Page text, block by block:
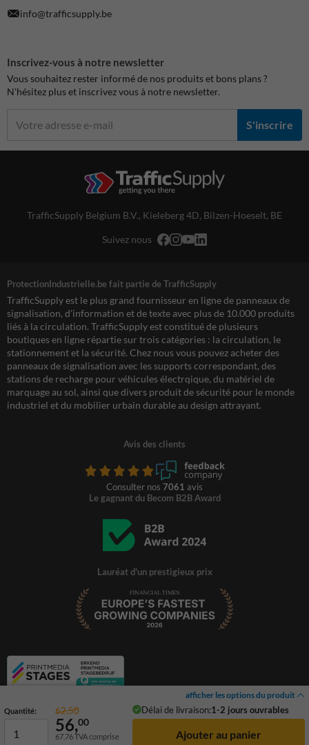
afficher les options du produit
Quantité: 62,50 Délai de livraison:1-2 jours ouvrables
56,00
67,76TVA comprise
info@trafficsupply.be
Inscrivez-vous à notre newsletter
Vous souhaitez rester informé de nos produits et bons plans ?
N'hésitez plus et inscrivez vous à notre newsletter.
S'inscrire
TrafficSupply Belgium B.V., Kieleberg 4D, Bilzen-Hoeselt, BE
Suivez nous
ProtectionIndustrielle.be fait partie de TrafficSupply
TrafficSupply est le plus grand fournisseur en ligne de panneaux de
signalisation, d'information et de texte avec plus de 10.000 produits
liés à la circulation. TrafficSupply est constitué de plusieurs
boutiques en ligne répartie sur trois catégories : la circulation, le
stationnement et la sécurité. Chez nous vous pouvez acheter des
panneaux de signalisation avec les supports correspondant, des
stations de recharge pour véhicules électrqique, du matériel de
marquage au sol, ainsi que divers produit de sécurité pour le monde
industriel et du mobilier urbain durable au design attrayant.
Avis des clients
Consulter nos 7061 avis
Le gagnant du Becom B2B Award
Lauréat d'un prestigieux prix
© 2026 TrafficSupply. Tous droits réservés.